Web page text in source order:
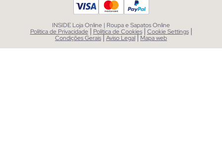
INSIDE Loja Online | Roupa e Sapatos Online
Política de Privacidade | Política de Cookies | Cookie Settings |
Condições Gerais|Aviso Legal| Mapa web